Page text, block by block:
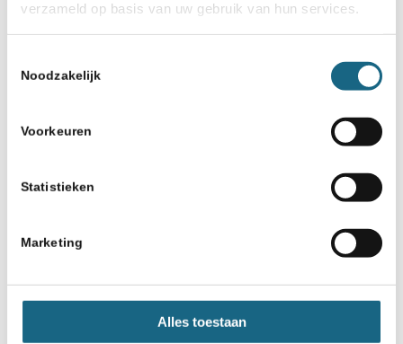
verzameld op basis van uw gebruik van hun services.
Noodzakelijk
Voorkeuren
Statistieken
Marketing
Alles toestaan
Schaakbond.nl wordt mede mogelijk